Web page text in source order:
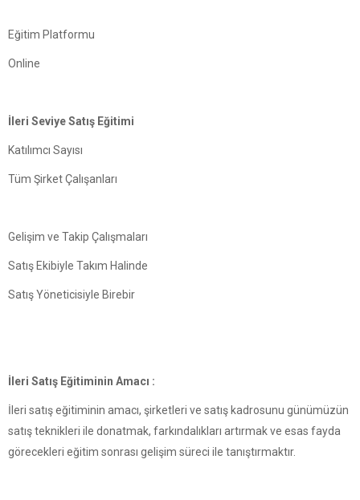
Eğitim Platformu
Online
İleri Seviye Satış Eğitimi​
Katılımcı Sayısı
Tüm Şirket Çalışanları
Gelişim ve Takip Çalışmaları
Satış Ekibiyle Takım Halinde
Satış Yöneticisiyle Birebir
İleri Satış Eğitiminin Amacı :
İleri satış eğitiminin amacı, şirketleri ve satış kadrosunu günümüzün
satış teknikleri ile donatmak, farkındalıkları artırmak ve esas fayda
görecekleri eğitim sonrası gelişim süreci ile tanıştırmaktır.